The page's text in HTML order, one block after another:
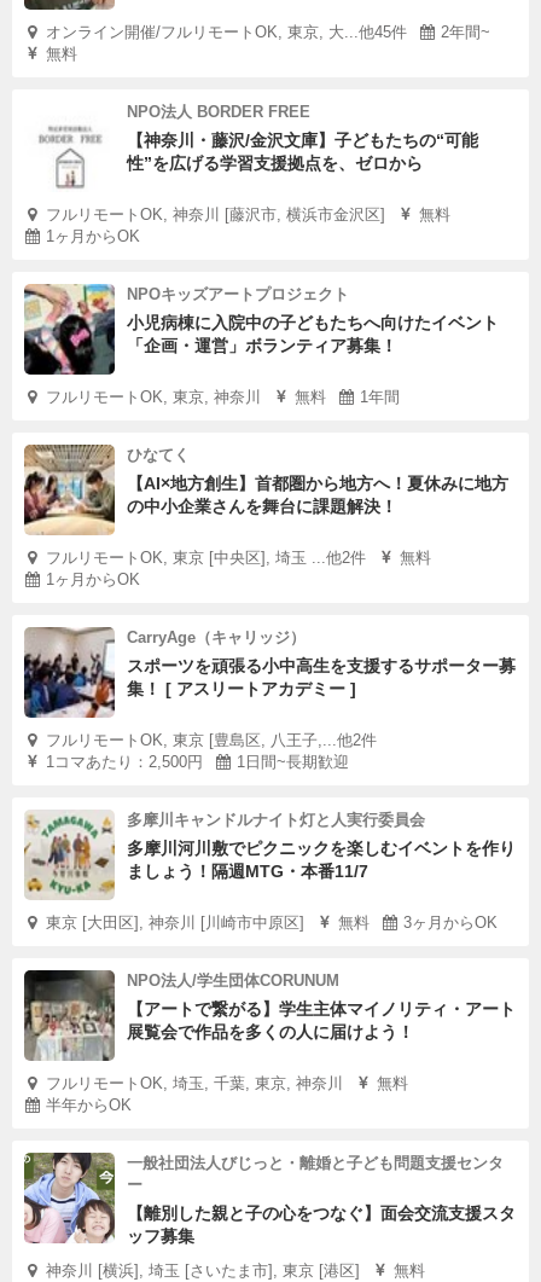
オンライン開催/フルリモートOK, 東京, 大...他45件
2年間~
無料
NPO法人 BORDER FREE
【神奈川・藤沢/金沢文庫】子どもたちの“可能
性”を広げる学習支援拠点を、ゼロから
フルリモートOK, 神奈川 [藤沢市, 横浜市金沢区]
無料
1ヶ月からOK
NPOキッズアートプロジェクト
小児病棟に入院中の子どもたちへ向けたイベント
「企画・運営」ボランティア募集！
フルリモートOK, 東京, 神奈川 無料 1年間
ひなてく
【AI×地方創生】首都圏から地方へ！夏休みに地方
の中小企業さんを舞台に課題解決！
フルリモートOK, 東京 [中央区], 埼玉 ...他2件
無料
1ヶ月からOK
CarryAge（キャリッジ）
スポーツを頑張る小中高生を支援するサポーター募
集！ [ アスリートアカデミー ]
フルリモートOK, 東京 [豊島区, 八王子,...他2件
1コマあたり：2,500円
1日間~長期歓迎
多摩川キャンドルナイト灯と人実行委員会
多摩川河川敷でピクニックを楽しむイベントを作り
ましょう！隔週MTG・本番11/7
東京 [大田区], 神奈川 [川崎市中原区] 無料 3ヶ月からOK
NPO法人/学生団体CORUNUM
【アートで繋がる】学生主体マイノリティ・アート
展覧会で作品を多くの人に届けよう！
フルリモートOK, 埼玉, 千葉, 東京, 神奈川
無料
半年からOK
一般社団法人びじっと・離婚と子ども問題支援センタ
ー
【離別した親と子の心をつなぐ】面会交流支援スタ
ッフ募集
神奈川 [横浜], 埼玉 [さいたま市], 東京 [港区]
無料